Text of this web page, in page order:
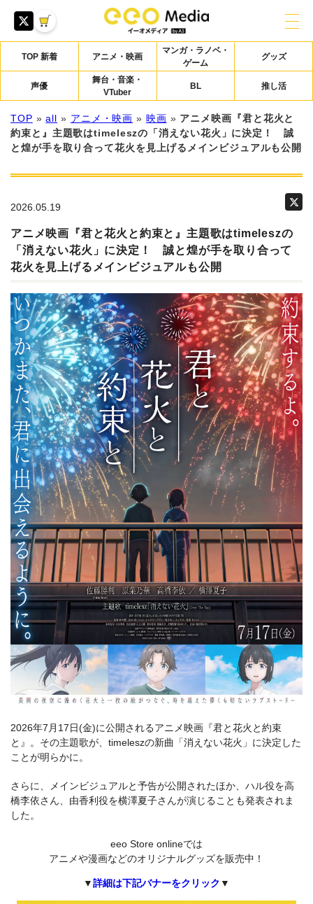
TOP 新着 アニメ・映画
マンガ・ラノベ・
ゲーム
グッズ
声優
舞台・音楽・
VTuber
BL 推し活
TOP »all » アニメ・映画 » 映画 » アニメ映画『君と花火と
約束と』主題歌はtimeleszの「消えない花火」に決定！ 誠
と煌が手を取り合って花火を見上げるメインビジュアルも公開
2026.05.19
アニメ映画『君と花火と約束と』主題歌はtimeleszの
「消えない花火」に決定！ 誠と煌が手を取り合って
花火を見上げるメインビジュアルも公開
2026年7月17日(金)に公開されるアニメ映画『君と花火と約束
と』。その主題歌が、timeleszの新曲「消えない花火」に決定した
ことが明らかに。
さらに、メインビジュアルと予告が公開されたほか、ハル役を高
橋李依さん、由香利役を横澤夏子さんが演じることも発表されま
した。
eeo Store onlineでは
アニメや漫画などのオリジナルグッズを販売中！
▼詳細は下記バナーをクリック ▼